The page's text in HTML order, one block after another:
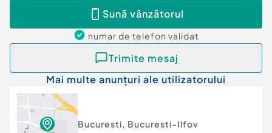
Sună vânzătorul
numar de telefon validat
Trimite mesaj
Mai multe anunțuri ale utilizatorului
Bucuresti, Bucuresti-Ilfov